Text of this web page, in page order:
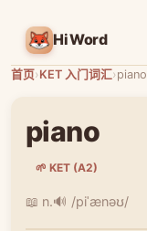
HiWord
首页›KET 入门词汇›piano
piano
🌱 KET (A2)
📖 n.🔊 /piˈænəʊ/